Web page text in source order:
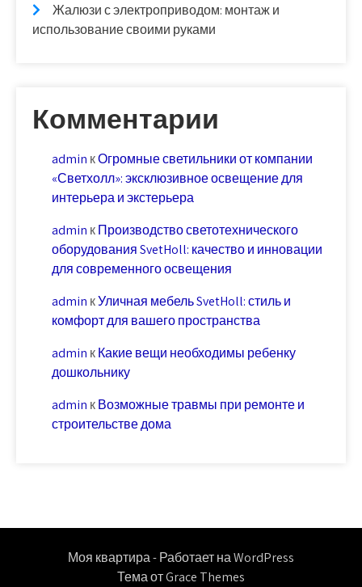
Жалюзи с электроприводом: монтаж и
использование своими руками
Комментарии
admin кОгромные светильники от компании
«Светхолл»: эксклюзивное освещение для
интерьера и экстерьера
admin кПроизводство светотехнического
оборудования SvetHoll: качество и инновации
для современного освещения
admin кУличная мебель SvetHoll: стиль и
комфорт для вашего пространства
admin кКакие вещи необходимы ребенку
дошкольнику
admin кВозможные травмы при ремонте и
строительстве дома
Моя квартира - Работает на WordPress
Тема от Grace Themes